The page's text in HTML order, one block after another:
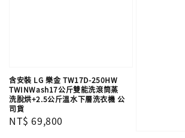
含安裝 LG 樂金 TW17D-250HW
TWINWash17公斤雙能洗滾筒蒸
洗脫烘+2.5公斤溫水下層洗衣機 公
司貨
Regular
NT$ 69,800